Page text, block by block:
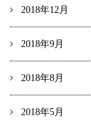
2018年12月
2018年9月
2018年8月
2018年5月